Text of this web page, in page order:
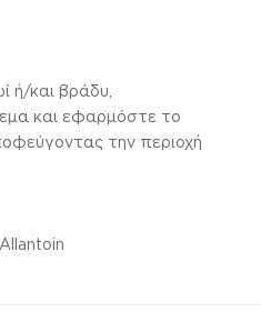
ή/και βράδυ,
και εφαρμόστε το
την περιοχή